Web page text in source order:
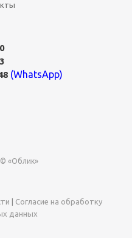
(WhatsApp)
«Облик»
Согласие на обработку
данных